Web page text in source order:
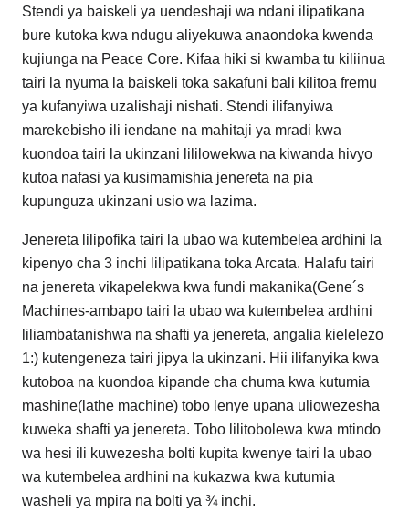
Stendi ya baiskeli ya uendeshaji wa ndani ilipatikana
bure kutoka kwa ndugu aliyekuwa anaondoka kwenda
kujiunga na Peace Core. Kifaa hiki si kwamba tu kiliinua
tairi la nyuma la baiskeli toka sakafuni bali kilitoa fremu
ya kufanyiwa uzalishaji nishati. Stendi ilifanyiwa
marekebisho ili iendane na mahitaji ya mradi kwa
kuondoa tairi la ukinzani lililowekwa na kiwanda hivyo
kutoa nafasi ya kusimamishia jenereta na pia
kupunguza ukinzani usio wa lazima.
Jenereta lilipofika tairi la ubao wa kutembelea ardhini la
kipenyo cha 3 inchi lilipatikana toka Arcata. Halafu tairi
na jenereta vikapelekwa kwa fundi makanika(Gene´s
Machines-ambapo tairi la ubao wa kutembelea ardhini
liliambatanishwa na shafti ya jenereta, angalia kielelezo
1:) kutengeneza tairi jipya la ukinzani. Hii ilifanyika kwa
kutoboa na kuondoa kipande cha chuma kwa kutumia
mashine(lathe machine) tobo lenye upana uliowezesha
kuweka shafti ya jenereta. Tobo lilitobolewa kwa mtindo
wa hesi ili kuwezesha bolti kupita kwenye tairi la ubao
wa kutembelea ardhini na kukazwa kwa kutumia
washeli ya mpira na bolti ya ¾ inchi.